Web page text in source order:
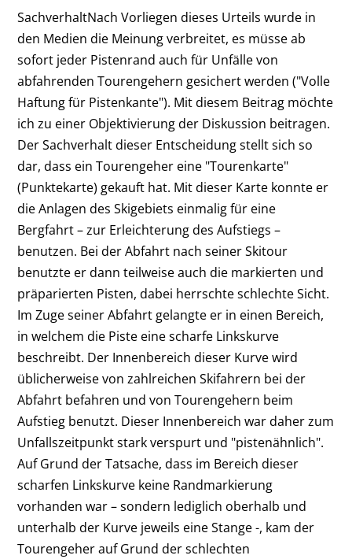
SachverhaltNach Vorliegen dieses Urteils wurde in
den Medien die Meinung verbreitet, es müsse ab
sofort jeder Pistenrand auch für Unfälle von
abfahrenden Tourengehern gesichert werden ("Volle
Haftung für Pistenkante"). Mit diesem Beitrag möchte
ich zu einer Objektivierung der Diskussion beitragen.
Der Sachverhalt dieser Entscheidung stellt sich so
dar, dass ein Tourengeher eine "Tourenkarte"
(Punktekarte) gekauft hat. Mit dieser Karte konnte er
die Anlagen des Skigebiets einmalig für eine
Bergfahrt – zur Erleichterung des Aufstiegs –
benutzen. Bei der Abfahrt nach seiner Skitour
benutzte er dann teilweise auch die markierten und
präparierten Pisten, dabei herrschte schlechte Sicht.
Im Zuge seiner Abfahrt gelangte er in einen Bereich,
in welchem die Piste eine scharfe Linkskurve
beschreibt. Der Innenbereich dieser Kurve wird
üblicherweise von zahlreichen Skifahrern bei der
Abfahrt befahren und von Tourengehern beim
Aufstieg benutzt. Dieser Innenbereich war daher zum
Unfallszeitpunkt stark verspurt und "pistenähnlich".
Auf Grund der Tatsache, dass im Bereich dieser
scharfen Linkskurve keine Randmarkierung
vorhanden war – sondern lediglich oberhalb und
unterhalb der Kurve jeweils eine Stange -, kam der
Tourengeher auf Grund der schlechten